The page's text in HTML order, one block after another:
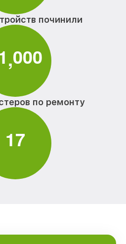
починили
,000
по ремонту
17